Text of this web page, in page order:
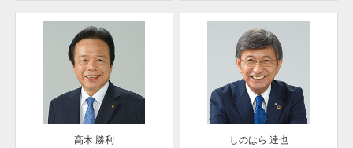
高木 勝利 しのはら 達也